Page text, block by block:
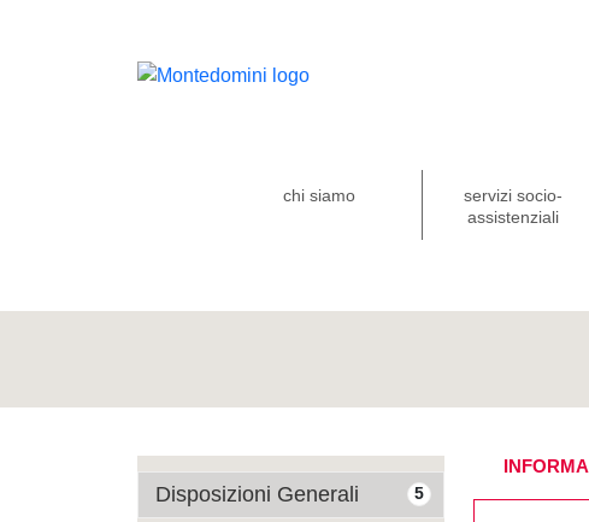
chi siamo
servizi socio-
assistenziali
5
Disposizioni Generali